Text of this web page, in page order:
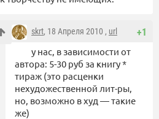
+1
skrt, 18 Апреля 2010 , url
у нас, в зависимости от
автора: 5-30 руб за книгу *
тираж (это расценки
нехудожественной лит-ры,
но, возможно в худ — такие
же)